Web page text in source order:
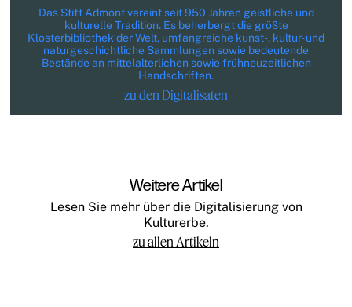
Das Stift Admont vereint seit 950 Jahren geistliche und
kulturelle Tradition. Es beherbergt die größte
Klosterbibliothek der Welt, umfangreiche kunst-, kultur- und
naturgeschichtliche Sammlungen sowie bedeutende
Bestände an mittelalterlichen sowie frühneuzeitlichen
Handschriften.
zu den Digitalisaten
Weitere Artikel
Lesen Sie mehr über die Digitalisierung von
Kulturerbe.
zu allen Artikeln